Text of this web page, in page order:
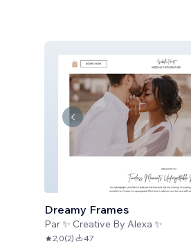
Dreamy Frames
Par✨ Creative By Alexa ✨
2,0(2) 47